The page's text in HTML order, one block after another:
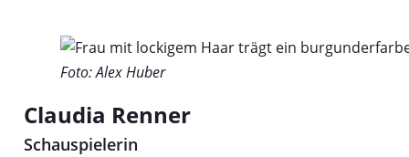
Foto: Alex Huber
Claudia Renner
Schauspielerin